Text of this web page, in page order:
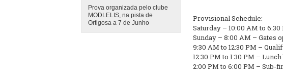
Prova organizada pelo clube
MODLELIS, na pista de
Ortigosa a 7 de Junho
Provisional Schedule:
Saturday – 10:00 AM to
Sunday – 8:00 AM – Gates
9:30 AM to 12:30 PM –
12:30 PM to 1:30 PM –
2:00 PM to 6:00 PM – Sub-